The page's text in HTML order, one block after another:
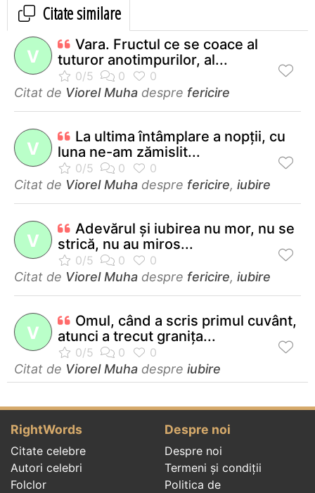
Citate similare
V
Vara. Fructul ce se coace al
tuturor anotimpurilor, al...
Citat de Viorel Muha despre fericire
V
La ultima întâmplare a nopţii, cu
luna ne-am zămislit...
Citat de Viorel Muha despre fericire, iubire
V
Adevărul şi iubirea nu mor, nu se
strică, nu au miros...
Citat de Viorel Muha despre fericire, iubire
V
Omul, când a scris primul cuvânt,
atunci a trecut graniţa...
Citat de Viorel Muha despre iubire
RightWords
Citate celebre
Autori celebri
Folclor
Despre noi
Despre noi
Termeni și condiții
Politica de